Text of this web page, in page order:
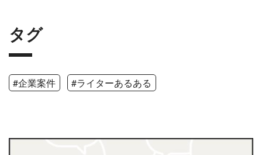
タグ
#企業案件 #ライターあるある